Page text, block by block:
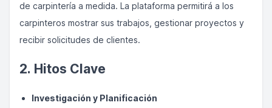
de carpintería a medida. La plataforma permitirá a los
carpinteros mostrar sus trabajos, gestionar proyectos y
recibir solicitudes de clientes.
2. Hitos Clave
Investigación y Planificación